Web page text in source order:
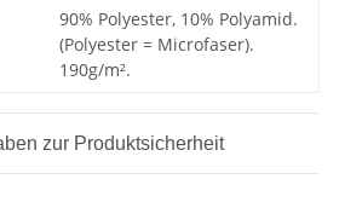
90% Polyester, 10% Polyamid.
(Polyester = Microfaser).
190g/m².
zur Produktsicherheit